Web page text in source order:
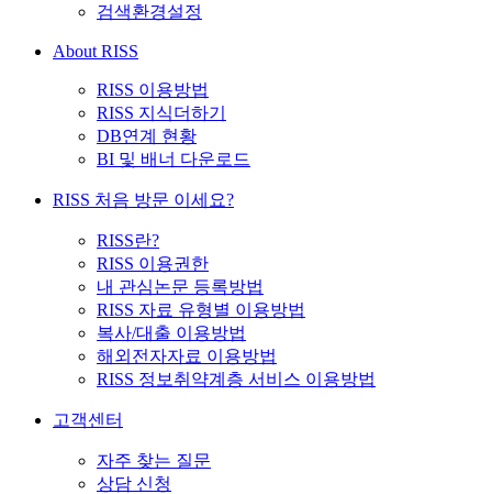
검색환경설정
About RISS
RISS 이용방법
RISS 지식더하기
DB연계 현황
BI 및 배너 다운로드
RISS 처음 방문 이세요?
RISS란?
RISS 이용권한
내 관심논문 등록방법
RISS 자료 유형별 이용방법
복사/대출 이용방법
해외전자자료 이용방법
RISS 정보취약계층 서비스 이용방법
고객센터
자주 찾는 질문
상담 신청